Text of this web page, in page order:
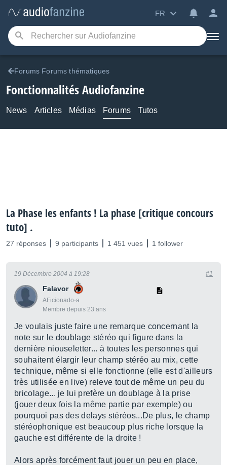
FR
Forums Forums thématiques
Fonctionnalités Audiofanzine
News Articles Médias Forums Tutos
La Phase les enfants ! La phase [critique concours
tuto] .
27 réponses 9 participants 1 451 vues 1 follower
Falavor
AFicionado·a
Membre depuis 23 ans
19 Décembre 2004 à 19:28 #1
Je voulais juste faire une remarque concernant la
note sur le doublage stéréo qui figure dans la
dernière niouseletter... à toutes les personnes qui
souhaitent élargir leur champ stéréo au mix, cette
technique, même si elle fonctionne (elle est d'ailleurs
très utilisée en live) releve tout de même un peu du
bricolage... je lui prefère un doublage à la prise
(jouer deux fois la même partie par exemple) ou
pourquoi pas des delays stéréos...De plus, le champ
stéréophonique est beaucoup plus riche lorsque la
gauche est différente de la droite !
Alors après forcément faut jouer un peu en place,